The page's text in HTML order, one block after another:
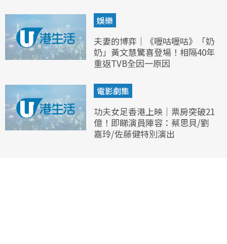
娛樂
夫妻的博弈｜《嚦咕嚦咕》「奶
奶」黃文慧驚喜登場！相隔40年
重返TVB全因一原因
電影劇集
功夫女足香港上映｜票房突破21
億！即睇演員陣容：蔡思貝/劉
嘉玲/佐藤健特別演出